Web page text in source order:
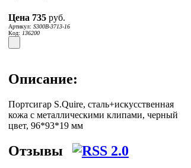
Цена 735 руб.
Артикул: S300B-3713-16
Код: 136200
Описание:
Портсигар S.Quire, сталь+искусственная
кожа с металлическими клипами, черный
цвет, 96*93*19 мм
Отзывы